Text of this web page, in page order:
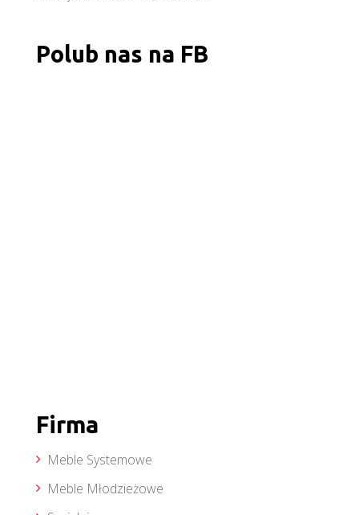
Polub nas na FB
Firma
Meble Systemowe
Meble Młodzieżowe